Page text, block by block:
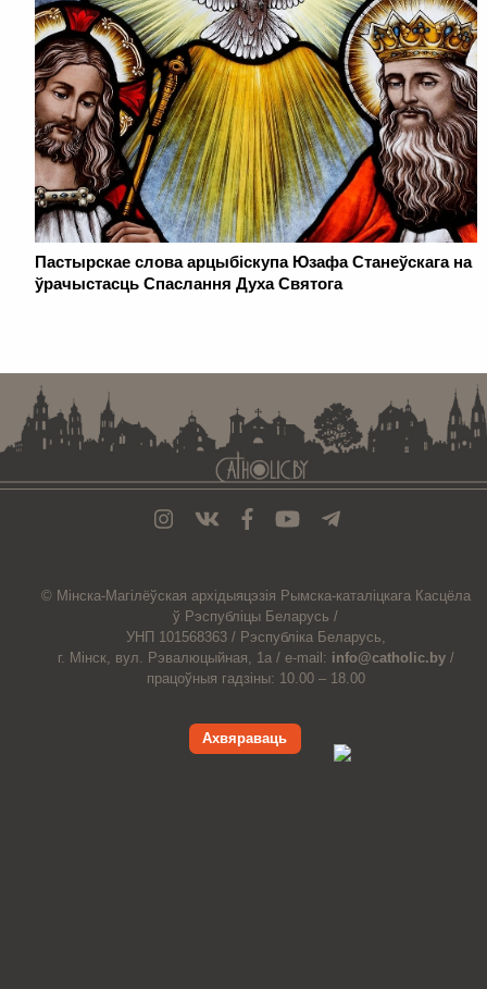
Пастырскае слова арцыбіскупа Юзафа Станеўскага на
ўрачыстасць Спаслання Духа Святога
© Мiнска-Магiлёўская архiдыяцэзiя Рымска-каталіцкага Касцёла
ў Рэспубліцы Беларусь /
УНП 101568363 / Рэспубліка Беларусь,
г. Мінск, вул. Рэвалюцыйная, 1а / e-mail: info@catholic.by /
працоўныя гадзіны: 10.00 – 18.00
Ахвяраваць